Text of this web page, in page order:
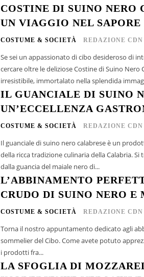
COSTINE DI SUINO NERO
UN VIAGGIO NEL
COSTUME & SOCIETÀ REDAZIONE CDN
Se sei un appassionato di cibo desideroso di
cercare oltre le deliziose Costine di Suino Nero
irresistibile, immortalato nella splendida
IL GUANCIALE DI SUINO
UN’ECCELLENZA
COSTUME & SOCIETÀ REDAZIONE CDN
Il guanciale di suino nero calabrese è un
della ricca tradizione culinaria della Calabria.
dalla guancia del maiale nero di...
L’ABBINAMENTO
CRUDO DI SUINO NERO E
COSTUME & SOCIETÀ REDAZIONE CDN
Torna il nostro appuntamento dedicato agli
sommelier del Cibo. Come avete potuto
i prodotti fra...
LA SFOGLIA DI